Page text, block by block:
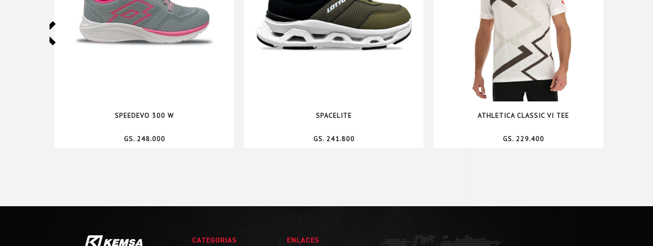
SPEEDEVO 300 W
GS. 248.000
SPACELITE
GS. 241.800
ATHLETICA CLASSIC VI TEE
GS. 229.400
CATEGORIAS ENLACES